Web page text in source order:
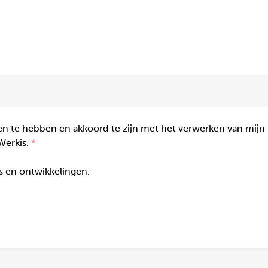
te hebben en akkoord te zijn met het verwerken van mijn
en ontwikkelingen.